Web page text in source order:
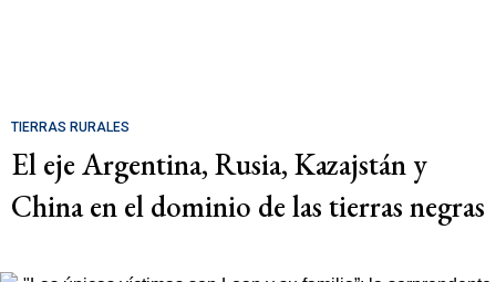
TIERRAS RURALES
El eje Argentina, Rusia, Kazajstán y
China en el dominio de las tierras negras